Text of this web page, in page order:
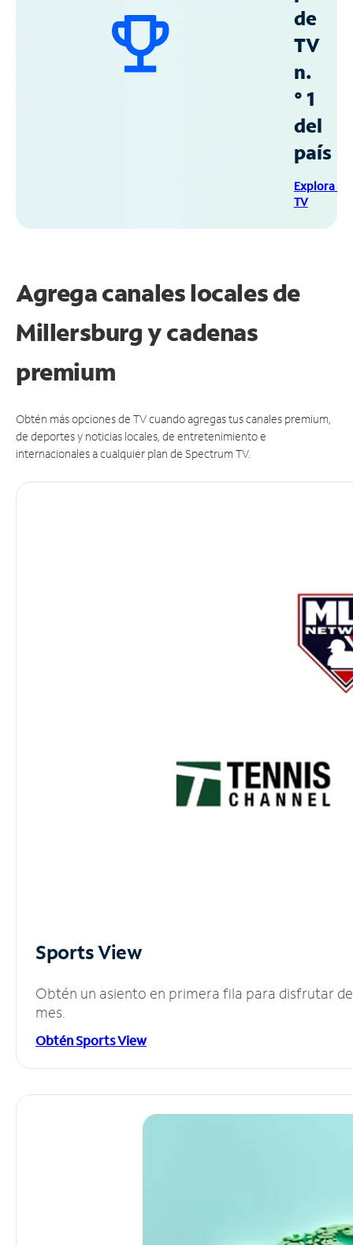
de
TV
n.
° 1
del
país
Explora
TV
Agrega canales locales de
Millersburg y cadenas
premium
Obtén más opciones de TV cuando agregas tus canales premium,
de deportes y noticias locales, de entretenimiento e
internacionales a cualquier plan de Spectrum TV.
Sports View
Obtén un asiento en primera fila para disfrutar
mes.
Obtén Sports View